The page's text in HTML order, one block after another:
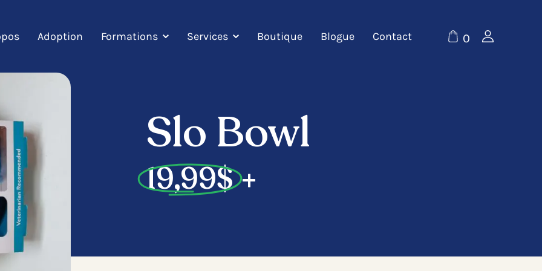
Adoption Formations Services Boutique Blogue Contact 0
Slo Bowl
19,99$+